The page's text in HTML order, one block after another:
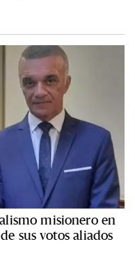
misionero en
sus votos aliados